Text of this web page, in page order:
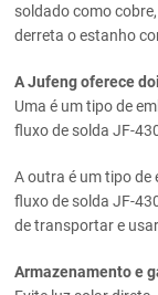
soldado como
derreta o estanho
A Jufeng oferece
Uma é um tipo de
fluxo de solda JF-
A outra é um tipo de
fluxo de solda JF-
de transportar e
Armazenamento e